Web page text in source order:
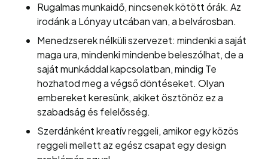
Rugalmas munkaidő, nincsenek kötött órák. Az
irodánk a Lónyay utcában van, a belvárosban.
Menedzserek nélküli szervezet: mindenki a saját
maga ura, mindenki mindenbe beleszólhat, de a
saját munkáddal kapcsolatban, mindig Te
hozhatod meg a végső döntéseket. Olyan
embereket keresünk, akiket ösztönöz ez a
szabadság és felelősség.
Szerdánként kreatív reggeli, amikor egy közös
reggeli mellett az egész csapat egy design